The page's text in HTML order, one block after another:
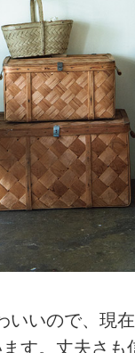
いいので、現
す。丈夫さも